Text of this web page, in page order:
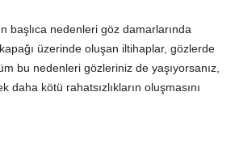
başlıca nedenleri göz damarlarında
üzerinde oluşan iltihaplar, gözlerde
bu nedenleri gözleriniz de yaşıyorsanız,
daha kötü rahatsızlıkların oluşmasını